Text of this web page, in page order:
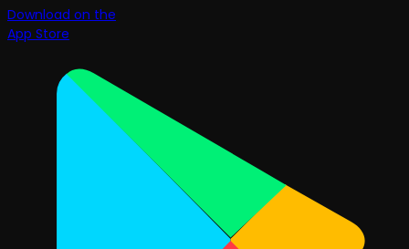
Download on the
App Store